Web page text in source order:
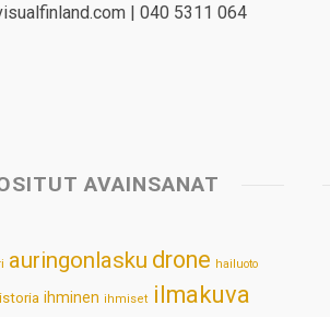
| 040 5311 064
AVAINSANAT
auringonlasku drone hailuoto
ihminen ihmiset ilmakuva